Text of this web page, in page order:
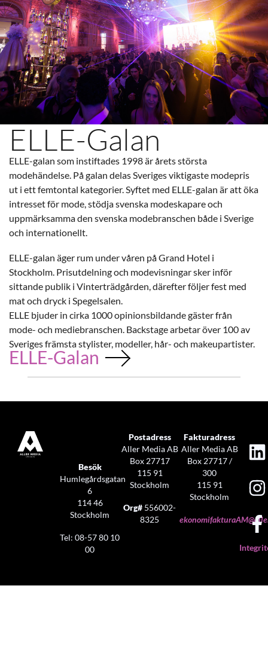
ELLE-Galan
ELLE-galan som instiftades 1998 är årets största
modehändelse. På galan delas Sveriges viktigaste modepris
ut i ett femtontal kategorier. Syftet med ELLE-galan är att öka
intresset för mode, stödja svenska modeskapare och
uppmärksamma den svenska modebranschen både i Sverige
och internationellt.
ELLE-galan äger rum under våren på Grand Hotel i
Stockholm. Prisutdelning och modevisningar sker inför
sittande publik i Vinterträdgården, därefter följer fest med
mat och dryck i Spegelsalen.
ELLE bjuder in cirka 1000 opinionsbildande gäster från
mode- och mediebranschen. Backstage arbetar över 100 av
Sveriges främsta stylister, modeller, hår- och makeupartister.
ELLE-Galan
Besök
Humlegårdsgatan
6
114 46
Stockholm
Tel: 08-57 80 10
00
Postadress
Aller Media AB
Box 27717
115 91
Stockholm
Org# 556002-
8325
Fakturadress
Aller Media AB
Box 27717 /
300
115 91
Stockholm